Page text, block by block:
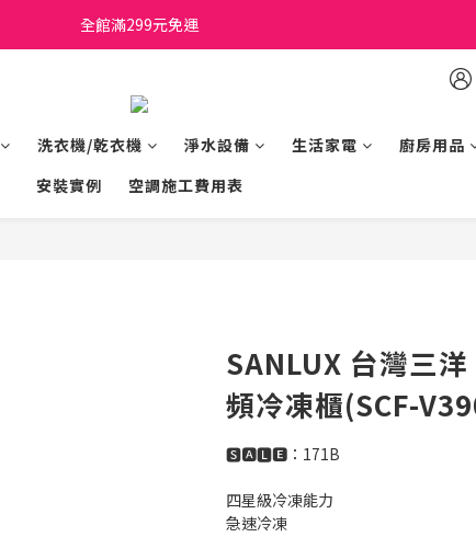
日立家電、國際牌 原廠管制價格 私訊優惠價
全館滿299元免運
洗衣機/乾衣機 淨水設備 生活家電 廚房用品
安裝實例
空調施工費用表
SANLUX 台灣三
頻冷凍櫃(SCF-
🆂🅰🅻🅴：171B
四星級冷凍能力
急速冷凍